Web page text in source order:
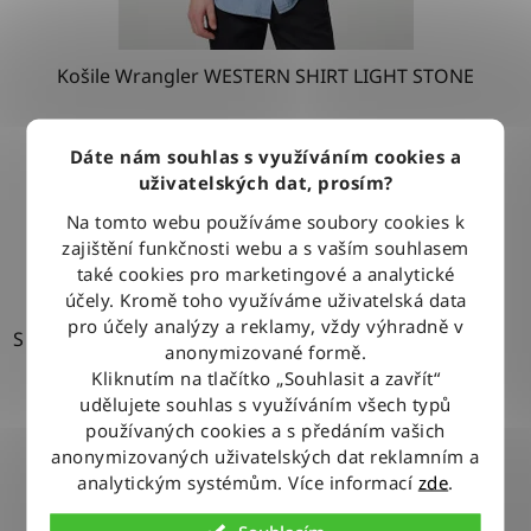
Dáte nám souhlas s využíváním cookies a
uživatelských dat, prosím?
Na tomto webu používáme soubory cookies k
zajištění funkčnosti webu a s vaším souhlasem
také cookies pro marketingové a analytické
účely. Kromě toho využíváme uživatelská data
pro účely analýzy a reklamy, vždy výhradně v
anonymizované formě.
Kliknutím na tlačítko „Souhlasit a zavřít“
udělujete souhlas s využíváním všech typů
používaných cookies a s předáním vašich
anonymizovaných uživatelských dat reklamním a
analytickým systémům. Více informací zde.
Košile Wrangler WESTERN SHIRT LIGHT STONE
1 279 Kč
DETAIL
S